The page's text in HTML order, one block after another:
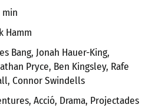
min
Hamm
Bang, Jonah Hauer-King,
Pryce, Ben Kingsley, Rafe
Connor Swindells
, Acció, Drama, Projectades